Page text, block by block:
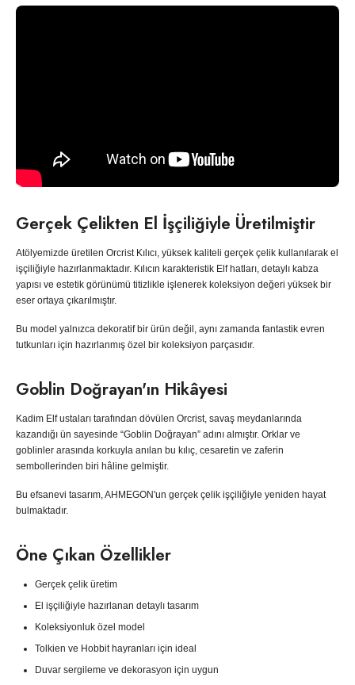
Gerçek Çelikten El İşçiliğiyle Üretilmiştir
Atölyemizde üretilen Orcrist Kılıcı, yüksek kaliteli gerçek çelik kullanılarak el
işçiliğiyle hazırlanmaktadır. Kılıcın karakteristik Elf hatları, detaylı kabza
yapısı ve estetik görünümü titizlikle işlenerek koleksiyon değeri yüksek bir
eser ortaya çıkarılmıştır.
Bu model yalnızca dekoratif bir ürün değil, aynı zamanda fantastik evren
tutkunları için hazırlanmış özel bir koleksiyon parçasıdır.
Goblin Doğrayan'ın Hikâyesi
Kadim Elf ustaları tarafından dövülen Orcrist, savaş meydanlarında
kazandığı ün sayesinde “Goblin Doğrayan” adını almıştır. Orklar ve
goblinler arasında korkuyla anılan bu kılıç, cesaretin ve zaferin
sembollerinden biri hâline gelmiştir.
Bu efsanevi tasarım, AHMEGON'un gerçek çelik işçiliğiyle yeniden hayat
bulmaktadır.
Öne Çıkan Özellikler
Gerçek çelik üretim
El işçiliğiyle hazırlanan detaylı tasarım
Koleksiyonluk özel model
Tolkien ve Hobbit hayranları için ideal
Duvar sergileme ve dekorasyon için uygun